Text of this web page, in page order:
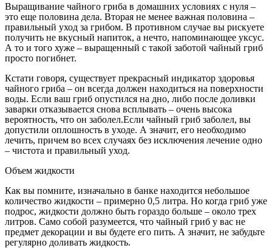
Выращивание чайного гриба в домашних условиях с нуля –
это еще половина дела. Вторая не менее важная половина –
правильный уход за грибом. В противном случае вы рискуете
получить не вкусный напиток, а нечто, напоминающее уксус.
А то и того хуже – выращенный с такой заботой чайный гриб
просто погибнет.
Кстати говоря, существует прекрасный индикатор здоровья
чайного гриба – он всегда должен находиться на поверхности
воды. Если ваш гриб опустился на дно, либо после доливки
заварки отказывается снова всплывать – очень высока
вероятность, что он заболел.Если чайный гриб заболел, вы
допустили оплошность в уходе. А значит, его необходимо
лечить, причем во всех случаях без исключения лечение одно
– чистота и правильный уход.
Объем жидкости
Как вы помните, изначально в банке находится небольшое
количество жидкости – примерно 0,5 литра. Но когда гриб уже
подрос, жидкости должно быть гораздо больше – около трех
литров. Само собой разумеется, что чайный гриб у вас не
предмет декорации и вы будете его пить. А значит, не забудьте
регулярно доливать жидкость.